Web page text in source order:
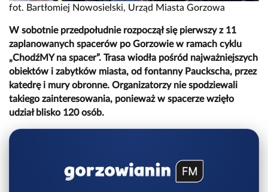
fot. Bartłomiej Nowosielski, Urząd Miasta Gorzowa
W sobotnie przedpołudnie rozpoczął się pierwszy z 11
zaplanowanych spacerów po Gorzowie w ramach cyklu
„ChodźMY na spacer”. Trasa wiodła pośród najważniejszych
obiektów i zabytków miasta, od fontanny Pauckscha, przez
katedrę i mury obronne. Organizatorzy nie spodziewali
takiego zainteresowania, ponieważ w spacerze wzięło
udział blisko 120 osób.